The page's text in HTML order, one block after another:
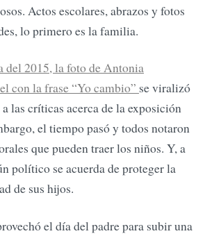
Actos escolares, abrazos y fotos
lo primero es la familia.
del 2015, la foto de Antonia
con la frase “Yo cambio” se viralizó
las críticas acerca de la exposición
el tiempo pasó y todos notaron
que pueden traer los niños. Y, a
político se acuerda de proteger la
de sus hijos.
el día del padre para subir una